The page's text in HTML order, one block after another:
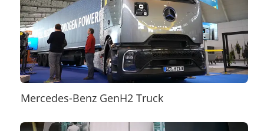
Mercedes-Benz GenH2 Truck